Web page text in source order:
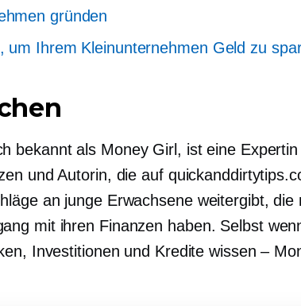
gründen
um Ihrem Kleinunternehmen Geld zu
bekannt als Money Girl, ist eine
und Autorin, die auf
an junge Erwachsene weitergibt, die
mit ihren Finanzen haben. Selbst
Investitionen und Kredite wissen –